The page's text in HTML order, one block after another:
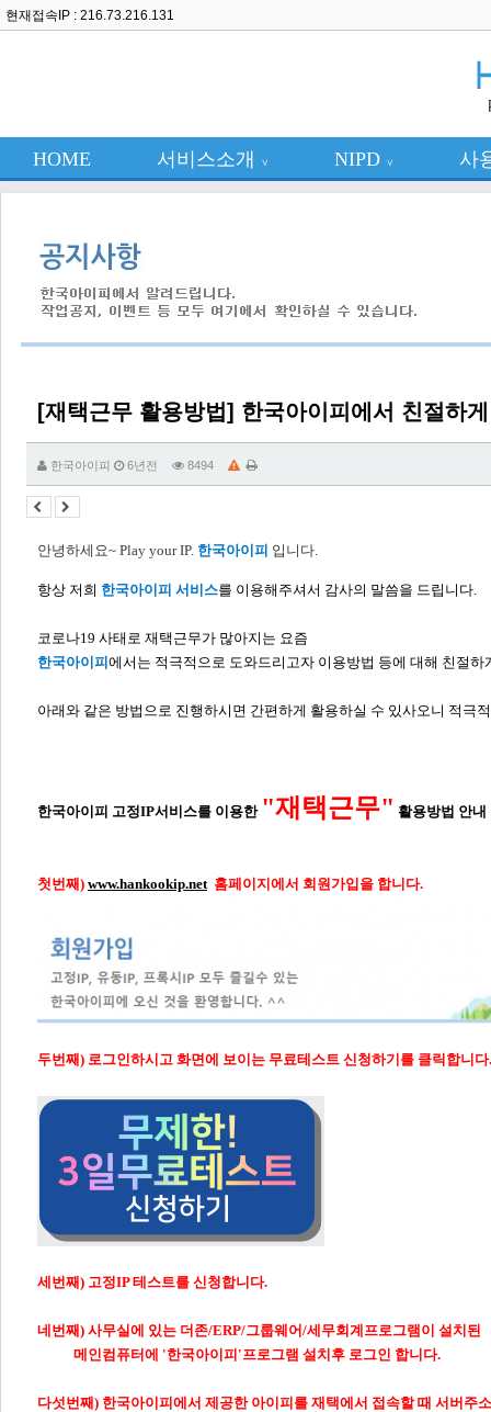
현재접속IP : 216.73.216.131
HOME 서비스소개 ∨ NIPD ∨ 사
[재택근무 활용방법] 한국아이피에서 친절하
한국아이피 6년전 8494
안녕하세요~ Play your IP. 한국아이피 입니다.
항상 저희 한국아이피 서비스를 이용해주셔서 감사의 말씀을 드립니다.
코로나19 사태로 재택근무가 많아지는 요즘
한국아이피 에서는 적극적으로 도와드리고자 이용방법 등에 대해 친절하
아래와 같은 방법으로 진행하시면 간편하게 활용하실 수 있사오니 적극
한국아이피 고정IP서비스를 이용한 "재택근무" 활용방법 안내
첫번째) www.hankookip.net홈페이지에서 회원가입을 합니다.
두번째) 로그인하시고 화면에 보이는 무료테스트 신청하기를 클릭합니다.
세번째) 고정IP 테스트를 신청합니다.
네번째) 사무실에 있는 더존/ERP/그룹웨어/세무회계프로그램이 설치된
메인컴퓨터에 '한국아이피'프로그램 설치후 로그인 합니다.
다섯번째) 한국아이피에서 제공한 아이피를 재택에서 접속할 때 서버주